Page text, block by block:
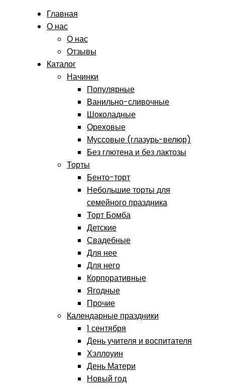
Главная
О нас
О нас
Отзывы
Каталог
Начинки
Популярные
Ванильно-сливочные
Шоколадные
Ореховые
Муссовые (глазурь-велюр)
Без глютена и без лактозы
Торты
Бенто-торт
Небольшие торты для
семейного праздника
Торт Бомба
Детские
Свадебные
Для нее
Для него
Корпоративные
Ягодные
Прочие
Календарные праздники
1 сентября
День учителя и воспитателя
Хэллоуин
День Матери
Новый год